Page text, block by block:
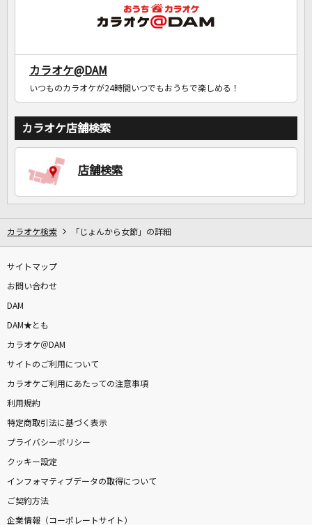
カラオケ@DAM
いつものカラオケが24時間いつでもおうちで楽しめる！
カラオケ店舗検索
店舗検索
カラオケ検索 「じょんから女節」の詳細
サイトマップ
お問い合わせ
DAM
DAM★とも
カラオケ＠DAM
サイトのご利用について
カラオケご利用にあたっての注意事項
利用規約
特定商取引法に基づく表示
プライバシーポリシー
クッキー設定
インフォマティブデータの取得について
ご契約方法
企業情報（コーポレートサイト）